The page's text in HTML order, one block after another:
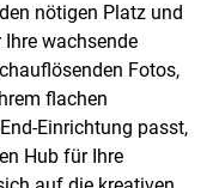
nötigen Platz und
wachsende
Fotos,
flachen
Einrichtung passt,
Hub für Ihre